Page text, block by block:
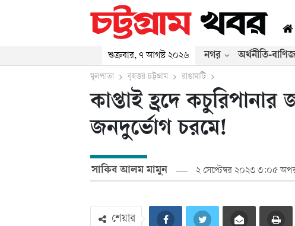
শুক্রবার, ৭ আগস্ট ২০২৬ নগর অর্থনীতি-
মূলপাতা বৃহত্তর চট্টগ্রাম রাঙামাটি
কাপ্তাই হ্রদে
জনদুর্ভোগ চরমে!
সাকিব আলম মামুন ২ সেপ্টেম্বর ২০২৩ ৩:০৫
শেয়ার